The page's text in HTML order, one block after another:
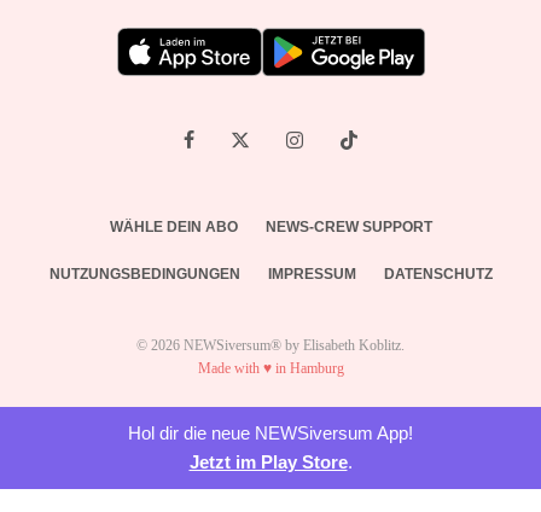
WÄHLE DEIN ABO NEWS-CREW SUPPORT
NUTZUNGSBEDINGUNGEN IMPRESSUM DATENSCHUTZ
© 2026 NEWSiversum® by Elisabeth Koblitz.
Made with ♥ in Hamburg
Hol dir die neue NEWSiversum App!
Jetzt im Play Store.